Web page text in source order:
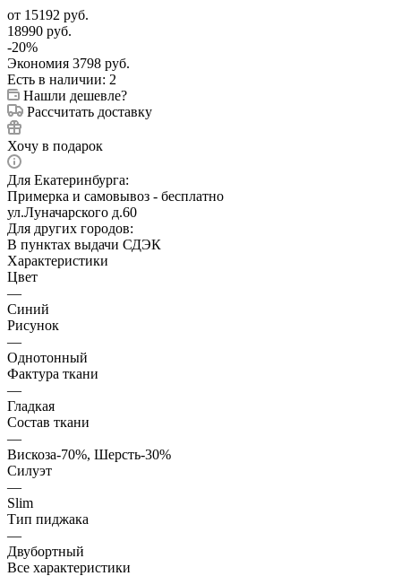
от 15192 руб.
18990 руб.
-20%
Экономия 3798 руб.
Есть в наличии: 2
Нашли дешевле?
Рассчитать доставку
Хочу в подарок
Для Екатеринбурга:
Примерка и самовывоз - бесплатно
ул.Луначарского д.60
Для других городов:
В пунктах выдачи СДЭК
Характеристики
Цвет
—
Синий
Рисунок
—
Однотонный
Фактура ткани
—
Гладкая
Состав ткани
—
Вискоза-70%, Шерсть-30%
Силуэт
—
Slim
Тип пиджака
—
Двубортный
Все характеристики